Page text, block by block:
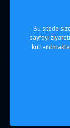
Web
Bu sitede
sayfayı